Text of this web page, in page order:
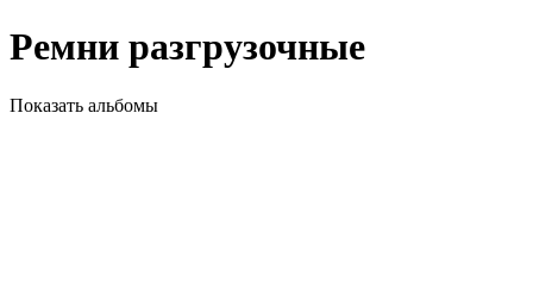
Ремни разгрузочные
Показать альбомы